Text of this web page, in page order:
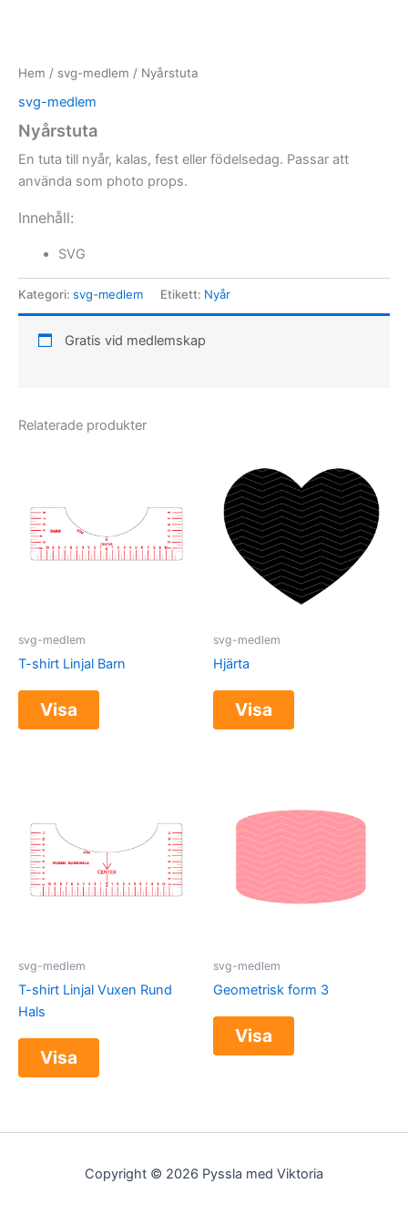
Hem / svg-medlem / Nyårstuta
svg-medlem
Nyårstuta
En tuta till nyår, kalas, fest eller födelsedag. Passar att
använda som photo props.
Innehåll:
SVG
Kategori: svg-medlem Etikett: Nyår
Gratis vid medlemskap
Relaterade produkter
svg-medlem
T-shirt Linjal Barn
Visa
svg-medlem
Hjärta
Visa
svg-medlem
T-shirt Linjal Vuxen Rund
Hals
Visa
svg-medlem
Geometrisk form 3
Visa
Copyright © 2026 Pyssla med Viktoria